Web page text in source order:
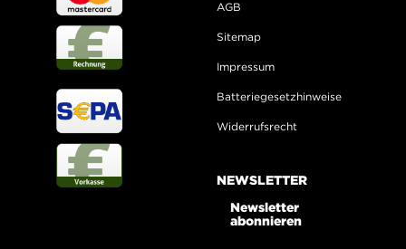
AGB
Sitemap
Impressum
Batteriegesetzhinweise
Widerrufsrecht
NEWSLETTER
Newsletter
abonnieren